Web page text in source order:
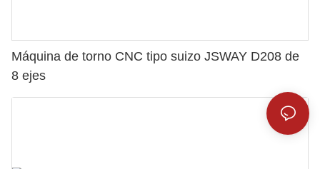
Máquina de torno CNC tipo suizo JSWAY D208 de
8 ejes